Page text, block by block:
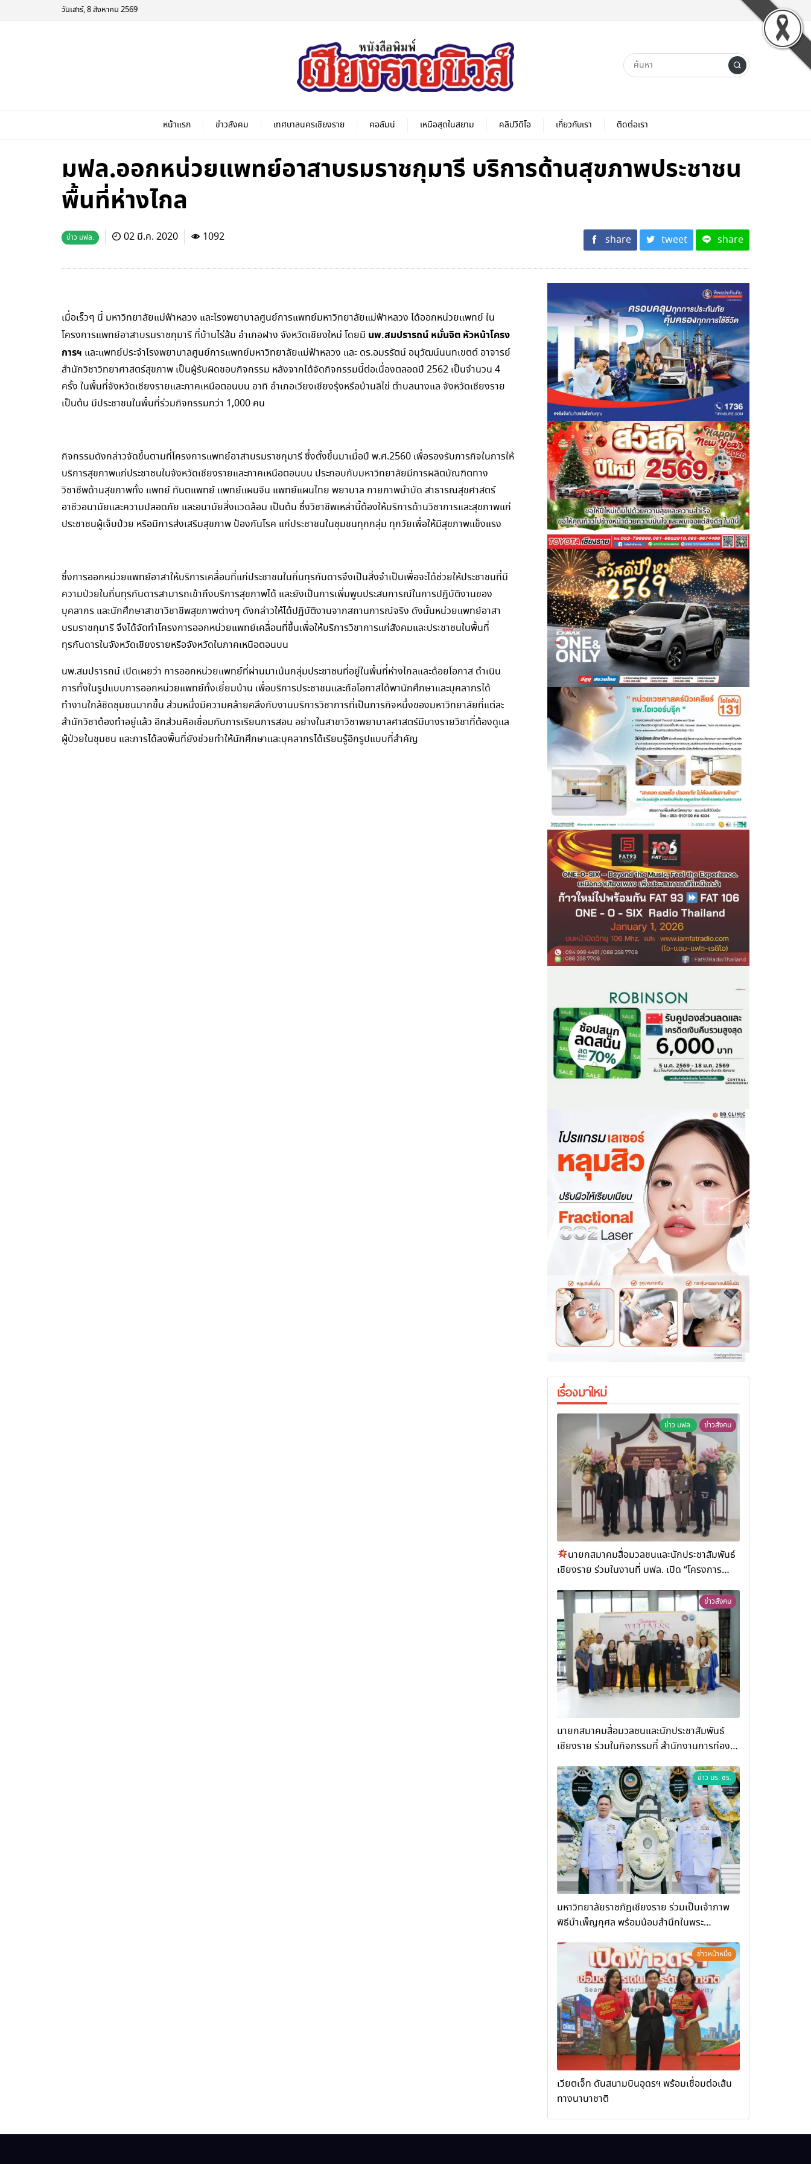
วันเสาร์, 8 สิงหาคม 2569
หน้าแรก ข่าวสังคม เทศบาลนครเชียงราย คอลัมน์ เหนือสุดในสยาม คลิปวีดีโอ เกี่ยวกับเรา ติดต่อเรา
มฟล.ออกหน่วยแพทย์อาสาบรมราชกุมารี บริการด้านสุขภาพประชาชน
พื้นที่ห่างไกล
ข่าว มฟล. 02 มี.ค. 2020 1092 share tweet share
เมื่อเร็วๆ นี้ มหาวิทยาลัยแม่ฟ้าหลวง และโรงพยาบาลศูนย์การแพทย์มหาวิทยาลัยแม่ฟ้าหลวง ได้ออกหน่วยแพทย์ ใน
โครงการแพทย์อาสาบรมราชกุมารี ที่บ้านไร่ส้ม อำเภอฝาง จังหวัดเชียงใหม่ โดยมี นพ.สมปรารถน์ หมั่นจิต หัวหน้าโครง
การฯ และแพทย์ประจำโรงพยาบาลศูนย์การแพทย์มหาวิทยาลัยแม่ฟ้าหลวง และ ดร.อมรรัตน์ อนุวัฒน์นนทเขตต์ อาจารย์
สำนักวิชาวิทยาศาสตร์สุขภาพ เป็นผู้รับผิดชอบกิจกรรม หลังจากได้จัดกิจกรรมนี้ต่อเนื่องตลอดปี 2562 เป็นจำนวน 4
ครั้ง ในพื้นที่จังหวัดเชียงรายและภาคเหนือตอนบน อาทิ อำเภอเวียงเชียงรุ้งหรือบ้านลิไข่ ตำบลนางแล จังหวัดเชียงราย
เป็นต้น มีประชาชนในพื้นที่ร่วมกิจกรรมกว่า 1,000 คน
กิจกรรมดังกล่าวจัดขึ้นตามที่โครงการแพทย์อาสาบรมราชกุมารี ซึ่งตั้งขึ้นมาเมื่อปี พ.ศ.2560 เพื่อรองรับภารกิจในการให้
บริการสุขภาพแก่ประชาชนในจังหวัดเชียงรายและภาคเหนือตอนบน ประกอบกับมหาวิทยาลัยมีการผลิตบัณฑิตทาง
วิชาชีพด้านสุขภาพทั้ง แพทย์ ทันตแพทย์ แพทย์แผนจีน แพทย์แผนไทย พยาบาล กายภาพบำบัด สาธารณสุขศาสตร์
อาชีวอนามัยและความปลอดภัย และอนามัยสิ่งแวดล้อม เป็นต้น ซึ่งวิชาชีพเหล่านี้ต้องให้บริการด้านวิชาการและสุขภาพแก่
ประชาชนผู้เจ็บป่วย หรือมีการส่งเสริมสุขภาพ ป้องกันโรค แก่ประชาชนในชุมชนทุกกลุ่ม ทุกวัยเพื่อให้มีสุขภาพแข็งแรง
ซึ่งการออกหน่วยแพทย์อาสาให้บริการเคลื่อนที่แก่ประชาชนในถิ่นทุรกันดารจึงเป็นสิ่งจำเป็นเพื่อจะได้ช่วยให้ประชาชนที่มี
ความป่วยในถิ่นทุรกันดารสามารถเข้าถึงบริการสุขภาพได้ และยังเป็นการเพิ่มพูนประสบการณ์ในการปฏิบัติงานของ
บุคลากร และนักศึกษาสาขาวิชาชีพสุขภาพต่างๆ ดังกล่าวให้ได้ปฏิบัติงานจากสถานการณ์จริง ดังนั้นหน่วยแพทย์อาสา
บรมราชกุมารี จึงได้จัดทำโครงการออกหน่วยแพทย์เคลื่อนที่ขึ้นเพื่อให้บริการวิชาการแก่สังคมและประชาชนในพื้นที่
ทุรกันดารในจังหวัดเชียงรายหรือจังหวัดในภาคเหนือตอนบน
นพ.สมปรารถน์ เปิดเผยว่า การออกหน่วยแพทย์ที่ผ่านมาเน้นกลุ่มประชาชนที่อยู่ในพื้นที่ห่างไกลและด้อยโอกาส ดำเนิน
การทั้งในรูปแบบการออกหน่วยแพทย์ทั้งเยี่ยมบ้าน เพื่อบริการประชาชนและถือโอกาสได้พานักศึกษาและบุคลากรได้
ทำงานใกล้ชิดชุมชนมากขึ้น ส่วนหนึ่งมีความคล้ายคลึงกับงานบริการวิชาการที่เป็นภารกิจหนึ่งของมหาวิทยาลัยที่แต่ละ
สำนักวิชาต้องทำอยู่แล้ว อีกส่วนคือเชื่อมกับการเรียนการสอน อย่างในสาขาวิชาพยาบาลศาสตร์มีบางรายวิชาที่ต้องดูแล
ผู้ป่วยในชุมชน และการได้ลงพื้นที่ยังช่วยทำให้นักศึกษาและบุคลากรได้เรียนรู้อีกรูปแบบที่สำคัญ
เรื่องมาใหม่
ข่าว มฟล. ข่าวสังคม
นายกสมาคมสื่อมวลชนและนักประชาสัมพันธ์
เชียงราย ร่วมในงานที่ มฟล. เปิด “โครงการ
พรรษา สมเด็จพระสังฆราช
ข่าวสังคม
นายกสมาคมสื่อมวลชนและนักประชาสัมพันธ์
เชียงราย ร่วมในกิจกรรมที่ สำนักงานการท่อง
“การพัฒนาศักยภาพผู้ประกอบการและเครือข่าย
ธุรกิจ Wellness สู่การเติบโตอย่างยั่งยืน
(Chiang Rai Wellness Business
Academy)”
ข่าว มร. ชร.
มหาวิทยาลัยราชภัฏเชียงราย ร่วมเป็นเจ้าภาพ
พิธีบำเพ็ญกุศล พร้อมน้อมสำนึกในพระ
ข่าวหน้าหนึ่ง
เวียตเจ็ท ดันสนามบินอุดรฯ พร้อมเชื่อมต่อเส้น
ทางนานาชาติ